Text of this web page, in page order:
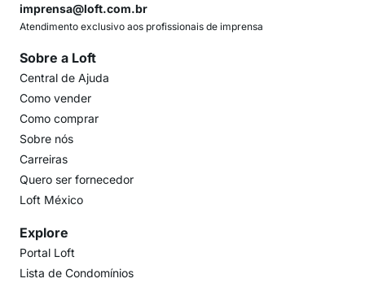
imprensa@loft.com.br
Atendimento exclusivo aos profissionais de imprensa
Sobre a Loft
Central de Ajuda
Como vender
Como comprar
Sobre nós
Carreiras
Quero ser fornecedor
Loft México
Explore
Portal Loft
Lista de Condomínios